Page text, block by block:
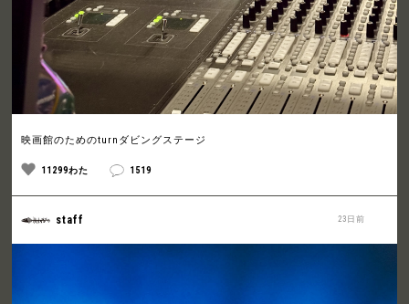
映画館のためのturnダビングステージ
11299わた 1519
23日前
staff